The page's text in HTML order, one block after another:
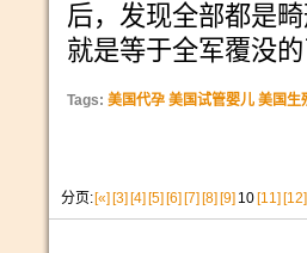
后，发现全部都是
就是等于全军覆没
Tags: 美国代孕 美国试管婴儿 美国生
分页:[«] [3] [4] [5] [6] [7] [8] [9] 10 [11] [12]